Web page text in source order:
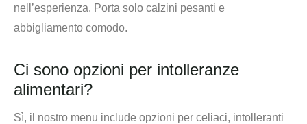
nell’esperienza. Porta solo calzini pesanti e
abbigliamento comodo.
Ci sono opzioni per intolleranze
alimentari?
Sì, il nostro menu include opzioni per celiaci, intolleranti